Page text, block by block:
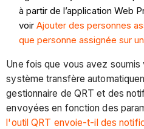
à partir de l’application Web
voirAjouter des personnes
que personne assignée sur
Une fois que vous avez soumis
système transfère
gestionnaire de QRT et des
envoyées en fonction des
l'outil QRT envoie-t-il des